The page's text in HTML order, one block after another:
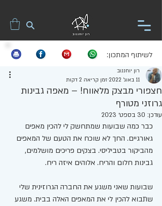
לשיתוף המתכון:
חצפורי מבצק מלאווח! – מאפה גבינות
גרוזני מטורף
רון יוחננוב
11 באוג׳ 2022
זמן קריאה 2 דקות
עודכן: 30 בספט׳ 2023
כבר כמה שבועות שמתחשק לי להכין מאפים
גאורגיים. החך לא שוכח את הטעם של המאפים
מהביקור בטביליסי. בצקים פריכים מושלמים,
גבינות חלום והריח. אלוהים איזה ריח.
שבועות שאני משגע את החברה הגרוזינית שלי
שתבוא להכין לי את המאפים האלה בבית. משגע